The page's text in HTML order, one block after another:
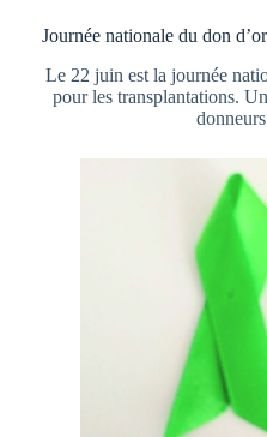
Journée nationale du don
Le 22 juin est la journée
pour les transplantations.